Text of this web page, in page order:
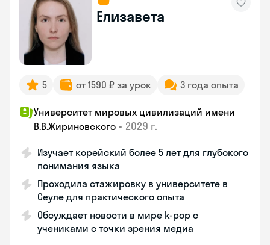
Елизавета
5 от 1590 ₽ за урок 3 года опыта
Университет мировых цивилизаций имени
В.В.Жириновского • 2029 г.
Изучает корейский более 5 лет для глубокого
понимания языка
Проходила стажировку в университете в
Сеуле для практического опыта
Обсуждает новости в мире k-pop с
учениками с точки зрения медиа